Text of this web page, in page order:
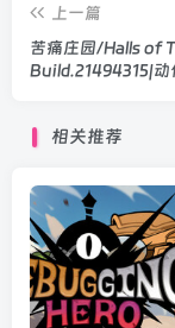
上一篇
苦痛庄园/Halls of
Build.21494315|动
相关推荐